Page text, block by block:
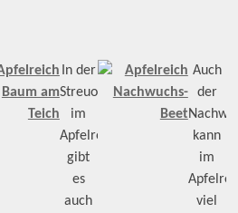
In der
Streuobstwiese
im
Apfelreich
gibt
es
auch
Auch
der
kann
im
viel